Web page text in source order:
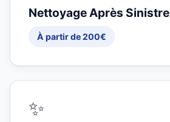
Nettoyage Après Sinistre
À partir de 200€
✨